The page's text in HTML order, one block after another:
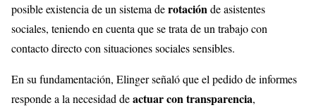
posible existencia de un sistema derotaciónde asistentes
sociales, teniendo en cuenta que se trata de un trabajo con
contacto directo con situaciones sociales sensibles.
En su fundamentación, Elinger señaló que el pedido de informes
responde a la necesidad deactuar con transparencia,